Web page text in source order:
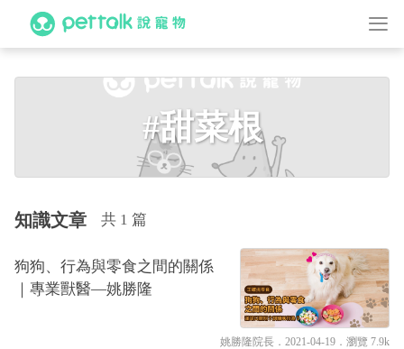
#甜菜根
知識文章 共 1 篇
狗狗、行為與零食之間的關係
｜專業獸醫—姚勝隆
姚勝隆院長 ．2021-04-19． 瀏覽 7.9k